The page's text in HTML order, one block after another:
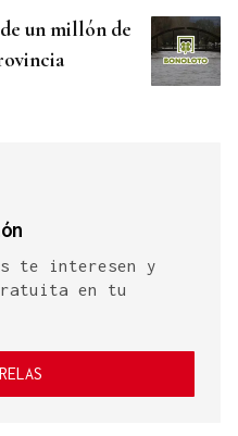
un millón de
te interesen y
en tu